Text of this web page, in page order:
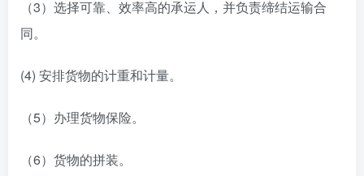
（3）选择可靠、效率高的承运人，并负责缔结运输合
同。
(4) 安排货物的计重和计量。
（5）办理货物保险。
（6）货物的拼装。